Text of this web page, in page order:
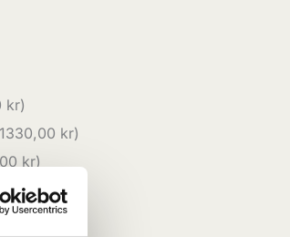
kr)
1330,00 kr)
kr)